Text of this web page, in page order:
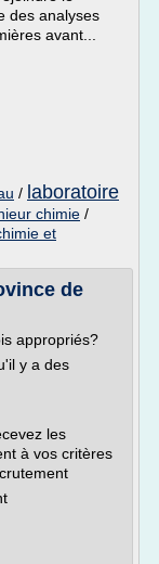
des analyses
avant...
/ laboratoire
chimie /
et
de
appropriés?
y a des
les
à vos critères